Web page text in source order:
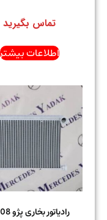
تماس بگیرید
اطلاعات بیشتر
رادیاتور بخاری پژو 508 /